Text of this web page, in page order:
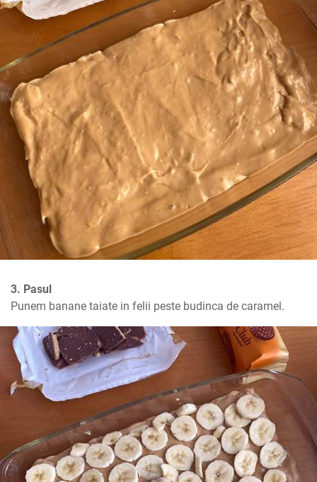
3. Pasul
Punem banane taiate in felii peste budinca de caramel.